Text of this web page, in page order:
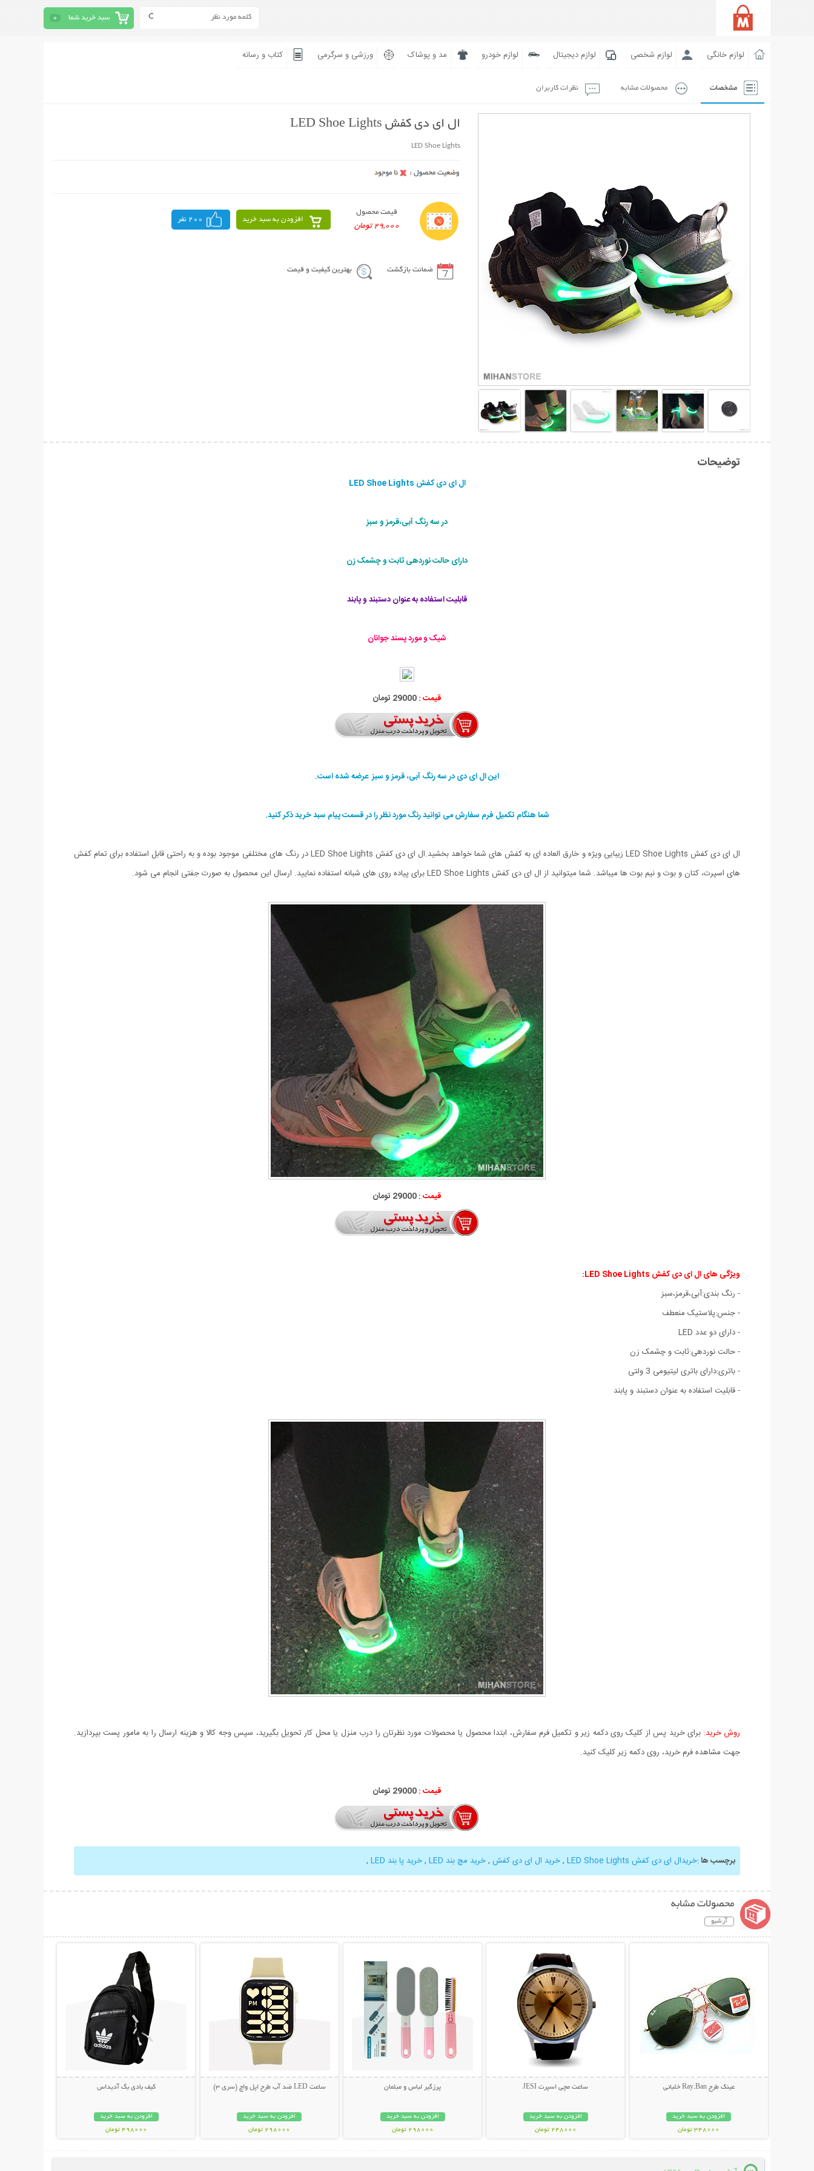
سبد خرید شما 0
لوازم خانگی لوازم شخصی لوازم دیجیتال لوازم خودرو مد و پوشاک ورزشی و سرگرمی کتاب و رسانه
مشخصات محصولات مشابه نظرات کاربران
ال ای دی کفش LED Shoe Lights
LED Shoe Lights
قیمت محصول
29,000 تومان
افزودن به سبد خرید 200 نفر
ضمانت بازگشت بهترین کیفیت و قیمت
توضیحات
ال ای دی کفش LED Shoe Lights
در سه رنگ آبی،قرمز و سبز
دارای حالت نوردهی ثابت و چشمک زن
قابلیت استفاده به عنوان دستبند و پابند
شیک و مورد پسند جوانان
قیمت :29000 تومان
این ال ای دی در سه رنگ آبی، قرمز و سبز عرضه شده است.
شما هنگام تکمیل فرم سفارش می توانید رنگ مورد نظر را در قسمت پیام سبد خرید ذکر کنید.
ال ای دی کفش LED Shoe Lights زیبایی ویژه و خارق العاده ای به کفش های شما خواهد بخشید.ال ای دی کفش LED Shoe Lights در رنگ های مختلفی موجود بوده و به راحتی قابل استفاده برای تمام کفش
های اسپرت، کتان و بوت و نیم بوت ها میباشد. شما میتوانید از ال ای دی کفش LED Shoe Lights برای پیاده روی های شبانه استفاده نمایید. ارسال این محصول به صورت جفتی انجام می شود.
قیمت :29000 تومان
ویژگی های ال ای دی کفش LED Shoe Lights:
- رنگ بندی:آبی،قرمز،سبز
- جنس:پلاستیک منعطف
- دارای دو عدد LED
- حالت نوردهی:ثابت و چشمک زن
- باتری:دارای باتری لیتیومی 3 ولتی
- قابلیت استفاده به عنوان دستبند و پابند
روش خرید: برای خرید پس از کلیک روی دکمه زیر و تکمیل فرم سفارش، ابتدا محصول یا محصولات مورد نظرتان را درب منزل یا محل کار تحویل بگیرید، سپس وجه کالا و هزینه ارسال را به مامور پست بپردازید.
جهت مشاهده فرم خرید، روی دکمه زیر کلیک کنید.
قیمت :29000 تومان
برچسب ها:خریدال ای دی کفش LED Shoe Lights ,خرید ال ای دی کفش ,خرید مچ بند LED ,خرید پا بند LED ,
محصولات مشابه
آرشیو
عینک طرح Ray.Ban خلبانی
افزودن به سبد خرید
348000 تومان
ساعت مچی اسپرت JESI
افزودن به سبد خرید
248000 تومان
پرزگیر لباس و مبلمان
افزودن به سبد خرید
298000 تومان
ساعت LED ضد آب طرح اپل واچ (سری 3)
افزودن به سبد خرید
298000 تومان
کیف بادی بگ آدیداس
افزودن به سبد خرید
498000 تومان